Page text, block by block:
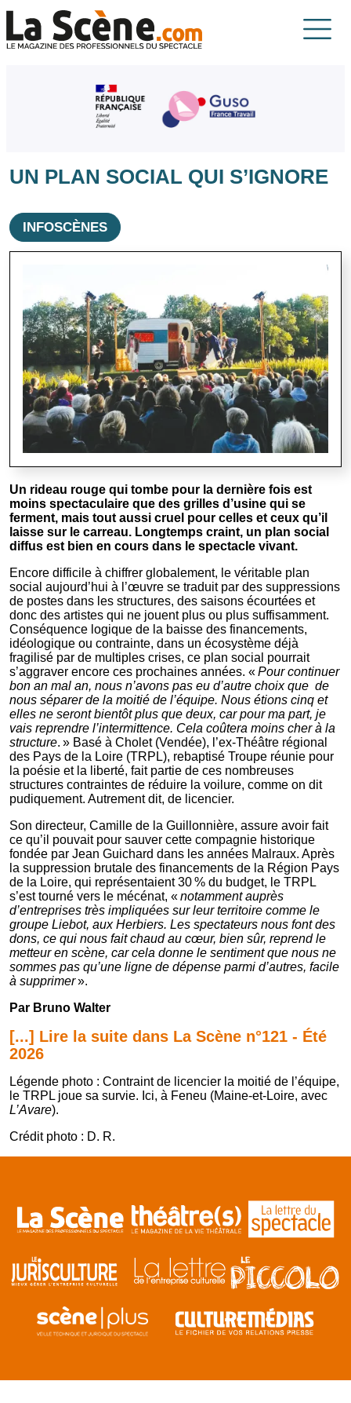
UN PLAN SOCIAL QUI S’IGNORE
INFOSCÈNES
Un rideau rouge qui tombe pour la dernière fois est
moins spectaculaire que des grilles d’usine qui se
ferment, mais tout aussi cruel pour celles et ceux qu’il
laisse sur le carreau. Longtemps craint, un plan social
diffus est bien en cours dans le spectacle vivant.
Encore difficile à chiffrer globalement, le véritable plan
social aujourd’hui à l’œuvre se traduit par des suppressions
de postes dans les structures, des saisons écourtées et
donc des artistes qui ne jouent plus ou plus suffisamment.
Conséquence logique de la baisse des financements,
idéologique ou contrainte, dans un écosystème déjà
fragilisé par de multiples crises, ce plan social pourrait
s’aggraver encore ces prochaines années. «Pour continuer
bon an mal an, nous n’avons pas eu d’autre choix que de
nous séparer de la moitié de l’équipe. Nous étions cinq et
elles ne seront bientôt plus que deux, car pour ma part, je
vais reprendre l’intermittence. Cela coûtera moins cher à la
structure. » Basé à Cholet (Vendée), l’ex-Théâtre régional
des Pays de la Loire (TRPL), rebaptisé Troupe réunie pour
la poésie et la liberté, fait partie de ces nombreuses
structures contraintes de réduire la voilure, comme on dit
pudiquement. Autrement dit, de licencier.
Son directeur, Camille de la Guillonnière, assure avoir fait
ce qu’il pouvait pour sauver cette compagnie historique
fondée par Jean Guichard dans les années Malraux. Après
la suppression brutale des financements de la Région Pays
de la Loire, qui représentaient 30 % du budget, le TRPL
s’est tourné vers le mécénat, «notamment auprès
d’entreprises très impliquées sur leur territoire comme le
groupe Liebot, aux Herbiers. Les spectateurs nous font des
dons, ce qui nous fait chaud au cœur, bien sûr, reprend le
metteur en scène, car cela donne le sentiment que nous ne
sommes pas qu’une ligne de dépense parmi d’autres, facile
à supprimer».
Par Bruno Walter
[...] Lire la suite dans La Scène n°121 - Été
2026
Légende photo : Contraint de licencier la moitié de l’équipe,
le TRPL joue sa survie. Ici, à Feneu (Maine-et-Loire, avec
L’Avare).
Crédit photo : D. R.